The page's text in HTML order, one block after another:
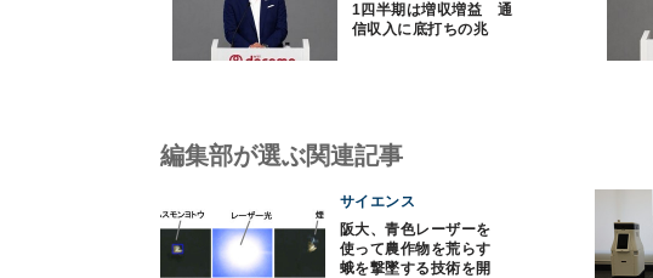
1四半期は増収増益 通
信収入に底打ちの兆
編集部が選ぶ関連記事
サイエンス
阪大、青色レーザーを
使って農作物を荒らす
蛾を撃墜する技術を開